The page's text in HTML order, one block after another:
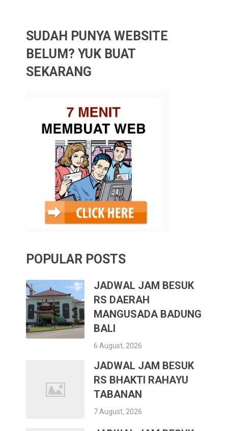
SUDAH PUNYA WEBSITE
BELUM? YUK BUAT
SEKARANG
POPULAR POSTS
JADWAL JAM BESUK
RS DAERAH
MANGUSADA BADUNG
BALI
6 August, 2026
JADWAL JAM BESUK
RS BHAKTI RAHAYU
TABANAN
7 August, 2026